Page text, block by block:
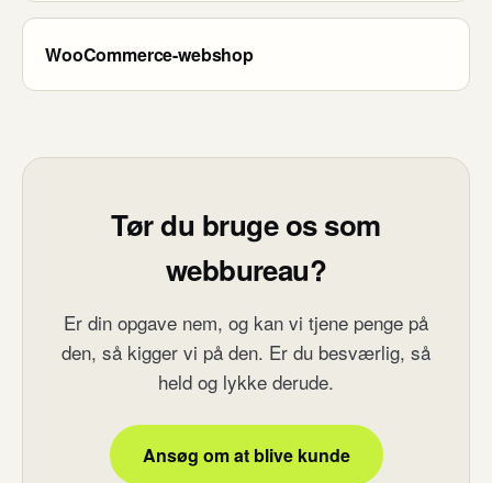
WooCommerce-webshop
Tør du bruge os som
webbureau?
Er din opgave nem, og kan vi tjene penge på
den, så kigger vi på den. Er du besværlig, så
held og lykke derude.
Ansøg om at blive kunde